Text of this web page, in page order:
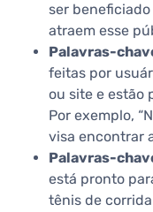
ser
atraem esse
Palavras-
feitas por
ou site e estão
Por exemplo,
visa encontrar
Palavras-
está pronto
tênis de